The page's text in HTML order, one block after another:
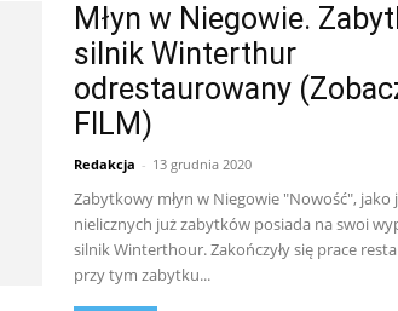
Młyn w Niegowie.
silnik Winterthur
odrestaurowany
FILM)
Redakcja - 13 grudnia 2020
Zabytkowy młyn w Niegowie "Nowość", jako
nielicznych już zabytków posiada na swoi
silnik Winterthour. Zakończyły się prace
przy tym zabytku...